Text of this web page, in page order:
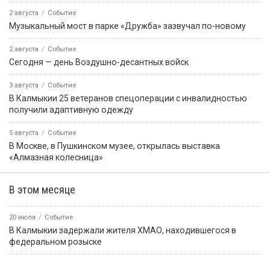
2 августа Событие
Музыкальный мост в парке «Дружба» зазвучал по-новому
2 августа Событие
Сегодня — день Воздушно-десантных войск
3 августа Событие
В Калмыкии 25 ветеранов спецоперации с инвалидностью
получили адаптивную одежду
5 августа Событие
В Москве, в Пушкинском музее, открылась выставка
«Алмазная колесница»
В этом месяце
20 июля Событие
В Калмыкии задержали жителя ХМАО, находившегося в
федеральном розыске